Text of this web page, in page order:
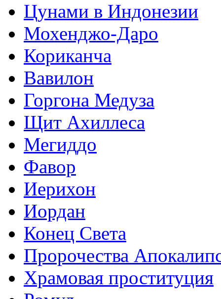
Цунами в Индонезии
Мохенджо-Даро
Кориканча
Вавилон
Горгона Медуза
Щит Ахиллеса
Мегиддо
Фавор
Иерихон
Иордан
Конец Света
Пророчества
Храмовая проституция